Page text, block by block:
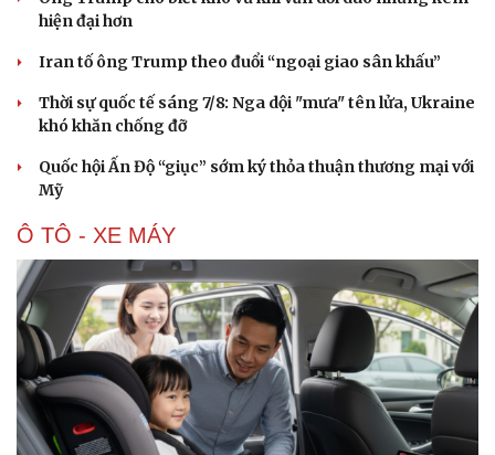
hiện đại hơn
Iran tố ông Trump theo đuổi “ngoại giao sân khấu”
Thời sự quốc tế sáng 7/8: Nga dội "mưa" tên lửa, Ukraine
khó khăn chống đỡ
Quốc hội Ấn Độ “giục” sớm ký thỏa thuận thương mại với
Mỹ
Ô TÔ - XE MÁY